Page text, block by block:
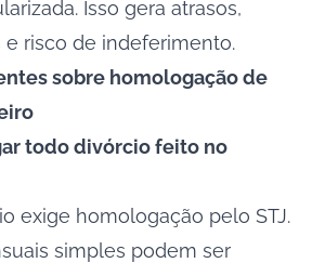
Isso gera atrasos,
e risco de indeferimento.
sobre homologação de
todo divórcio feito no
exige homologação pelo STJ.
simples podem ser